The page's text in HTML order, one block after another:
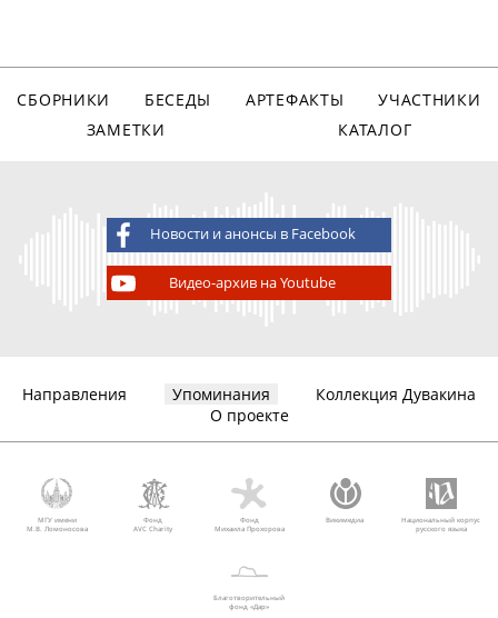
СБОРНИКИ БЕСЕДЫ АРТЕФАКТЫ
УЧАСТНИКИ
ЗАМЕТКИ
КАТАЛОГ
Новости и анонсы в Facebook
Видео-архив на Youtube
Направления Упоминания
Коллекция Дувакина
О проекте
МГУ имени
М.В. Ломоносова
Фонд
AVC Charity
Фонд
Михаила Прохорова
Викимедиа
Национальный корпус
русского языка
Благотворительный
фонд «Дар»